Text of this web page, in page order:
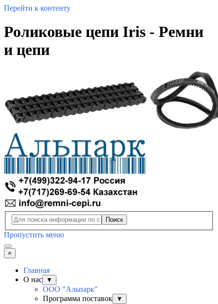
Перейти к контенту
Роликовые цепи Iris - Ремни
и цепи
Поиск
Пропустить меню
×
Главная
О нас
▼
ООО "Альпарк"
Программа поставок
▼